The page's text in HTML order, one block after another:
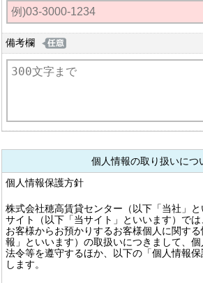
備考欄
個人情報の取り扱いにつ
個人情報保護方針
株式会社穂高賃貸センター（以下「当社」
サイト（以下「当サイト」といいます）で
お客様からお預かりするお客様個人に関す
報」といいます）の取扱いにつきまして、
法令等を遵守するほか、以下の「個人情報
します。